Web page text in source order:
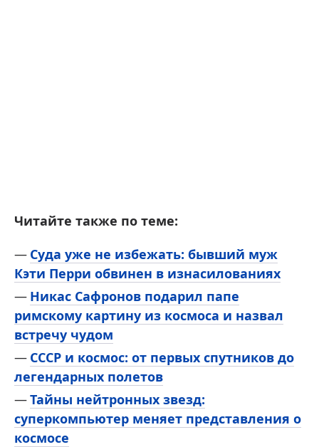
Читайте также по теме:
Суда уже не избежать: бывший муж
Кэти Перри обвинен в изнасилованиях
Никас Сафронов подарил папе
римскому картину из космоса и назвал
встречу чудом
СССР и космос: от первых спутников до
легендарных полетов
Тайны нейтронных звезд:
суперкомпьютер меняет представления о
космосе